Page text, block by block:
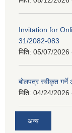
Invitation for
31/2082-083
मिति: 05/07/2026
बोलपत्र स्वीकृत
मिति: 04/24/2026
अन्य